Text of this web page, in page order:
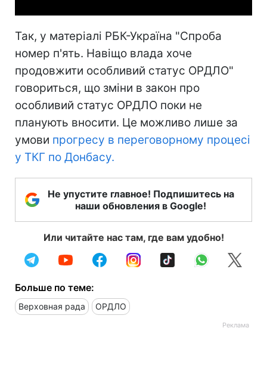
Так, у матеріалі РБК-Україна "Спроба
номер п'ять. Навіщо влада хоче
продовжити особливий статус ОРДЛО"
говориться, що зміни в закон про
особливий статус ОРДЛО поки не
планують вносити. Це можливо лише за
умови прогресу в переговорному процесі
у ТКГ по Донбасу.
Не упустите главное! Подпишитесь на
наши обновления в Google!
Или читайте нас там, где вам удобно!
Больше по теме:
Верховная рада ОРДЛО